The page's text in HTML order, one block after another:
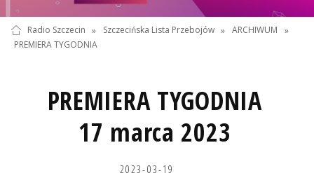
Radio Szczecin » Szczecińska Lista Przebojów » ARCHIWUM
»
PREMIERA TYGODNIA
PREMIERA TYGODNIA
17 marca 2023
2023-03-19